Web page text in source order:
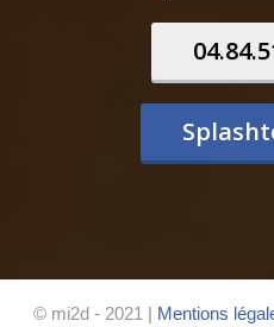
© mi2d - 2021 | Mentions